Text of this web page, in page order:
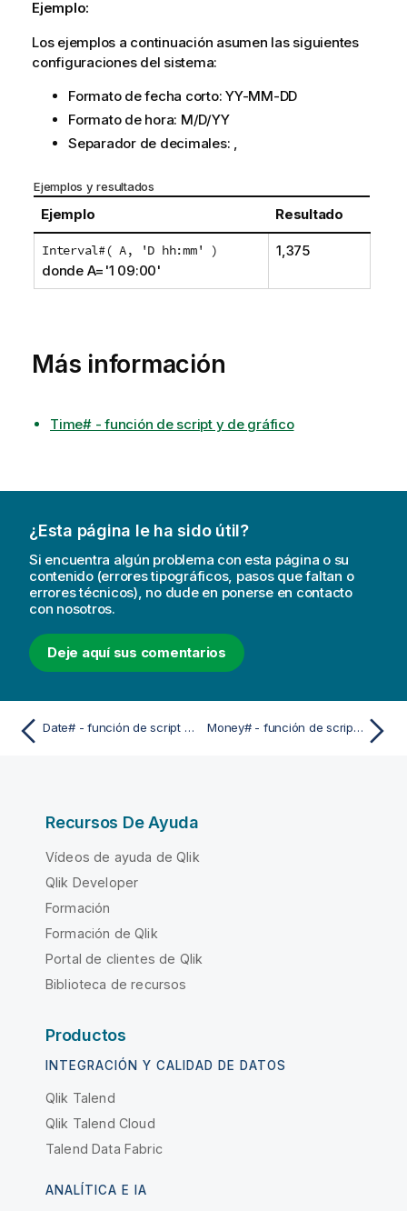
Ejemplo:
Los ejemplos a continuación asumen las siguientes
configuraciones del sistema:
Formato de fecha corto: YY-MM-DD
Formato de hora: M/D/YY
Separador de decimales: ,
Ejemplos y resultados
Ejemplo Resultado
Interval#( A, 'D hh:mm' )
donde A='1 09:00'
1,375
Más información
Time# - función de script y de gráfico
¿Esta página le ha sido útil?
Si encuentra algún problema con esta página o su
contenido (errores tipográficos, pasos que faltan o
errores técnicos), no dude en ponerse en contacto
con nosotros.
Deje aquí sus comentarios
Date# - función de script y de gráfico Money# - función de script y de gráfico
Recursos De Ayuda
Vídeos de ayuda de Qlik
Qlik Developer
Formación
Formación de Qlik
Portal de clientes de Qlik
Biblioteca de recursos
Productos
INTEGRACIÓN Y CALIDAD DE DATOS
Qlik Talend
Qlik Talend Cloud
Talend Data Fabric
ANALÍTICA E IA